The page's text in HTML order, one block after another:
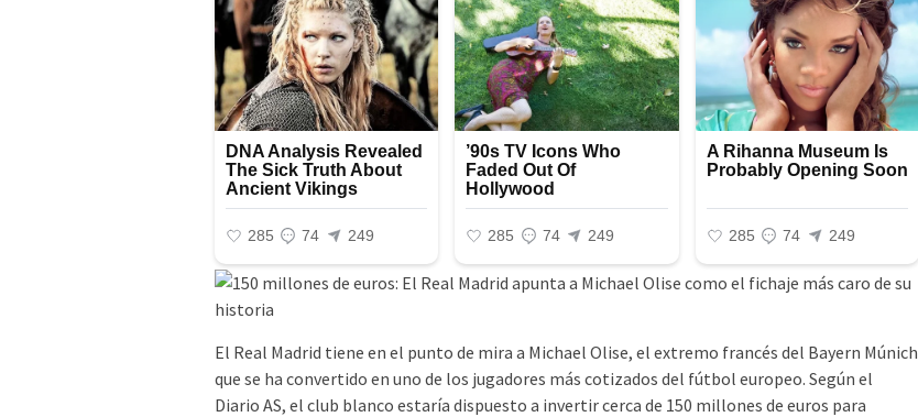
El Real Madrid tiene en el punto de mira a Michael Olise, el extremo francés del Bayern Múnich
que se ha convertido en uno de los jugadores más cotizados del fútbol europeo. Según el
Diario AS, el club blanco estaría dispuesto a invertir cerca de 150 millones de euros para